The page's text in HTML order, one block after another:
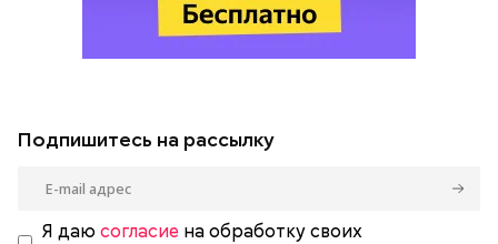
Подпишитесь на рассылку
Я даю согласие на обработку своих